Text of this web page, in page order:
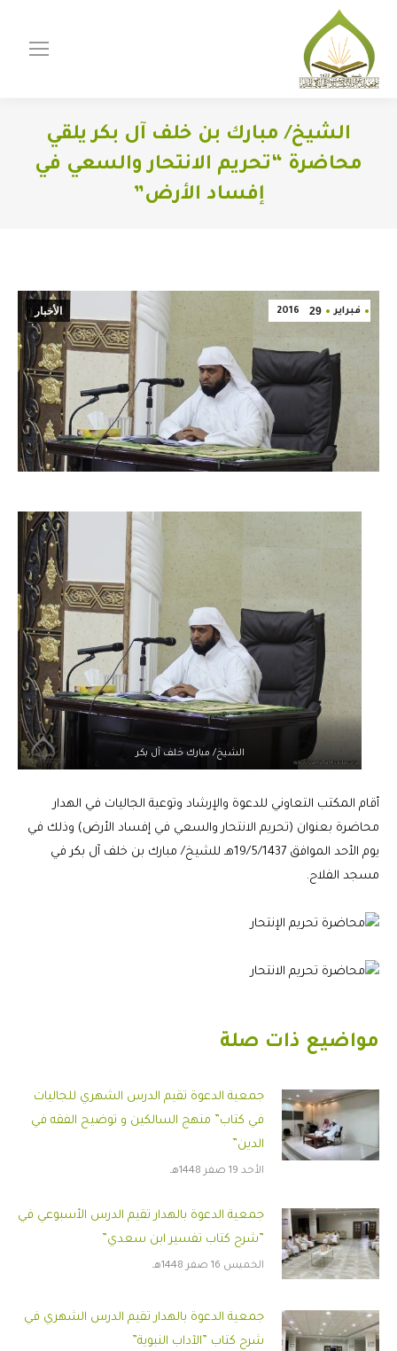
الشيخ/ مبارك بن خلف آل بكر يلقي
محاضرة “تحريم الانتحار والسعي في
إفساد الأرض”
فبراير 29
2016 الأخبار
الشيخ/ مبارك خلف آل بكر
أقام المكتب التعاوني للدعوة والإرشاد وتوعية الجاليات في الهدار
محاضرة بعنوان (تحريم الانتحار والسعي في إفساد الأرض) وذلك في
يوم الأحد الموافق 19/5/1437هـ للشيخ/ مبارك بن خلف آل بكر في
مسجد الفلاح.
مواضيع ذات صلة
جمعية الدعوة تقيم الدرس الشهري للجاليات
في كتاب” منهج السالكين و توضيح الفقه في
الدين”
الأحد 19 صفر 1448هـ
جمعية الدعوة بالهدار تقيم الدرس الأسبوعي في
”شرح كتاب تفسير ابن سعدي”
الخميس 16 صفر 1448هـ
جمعية الدعوة بالهدار تقيم الدرس الشهري في
شرح كتاب ”الآداب النبوية”